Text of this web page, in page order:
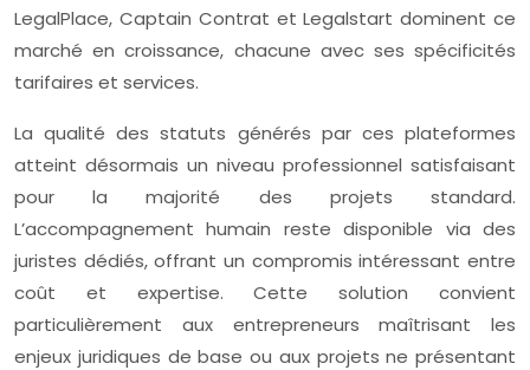
LegalPlace, Captain Contrat et Legalstart dominent ce
marché en croissance, chacune avec ses spécificités
tarifaires et services.
La qualité des statuts générés par ces plateformes
atteint désormais un niveau professionnel satisfaisant
pour la majorité des projets standard.
L’accompagnement humain reste disponible via des
juristes dédiés, offrant un compromis intéressant entre
coût et expertise. Cette solution convient
particulièrement aux entrepreneurs maîtrisant les
enjeux juridiques de base ou aux projets ne présentant